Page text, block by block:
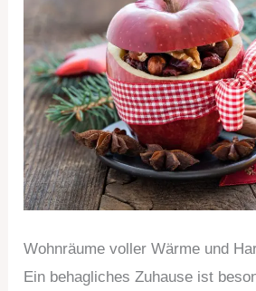
Wohnräume voller Wärme und
Ein behagliches Zuhause ist